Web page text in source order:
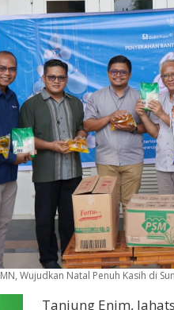
Wujudkan Natal Penuh Kasih di
Tanjung Enim,